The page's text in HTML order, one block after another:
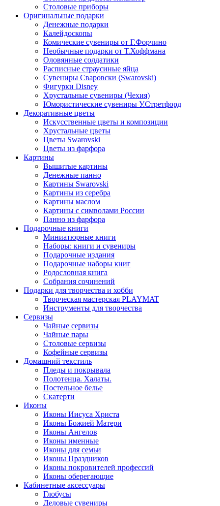
Столовые приборы
Оригинальные подарки
Денежные подарки
Калейдоскопы
Комические сувениры от Г.Форчино
Необычные подарки от Т.Хоффмана
Оловянные солдатики
Расписные страусиные яйца
Сувениры Сваровски (Swarovski)
Фигурки Disney
Хрустальные сувениры (Чехия)
Юмористические сувениры У.Стретфорд
Декоративные цветы
Искусственные цветы и композиции
Хрустальные цветы
Цветы Swarovski
Цветы из фарфора
Картины
Вышитые картины
Денежные панно
Картины Swarovski
Картины из серебра
Картины маслом
Картины с символами России
Панно из фарфора
Подарочные книги
Миниатюрные книги
Наборы: книги и сувениры
Подарочные издания
Подарочные наборы книг
Родословная книга
Собрания сочинений
Подарки для творчества и хобби
Творческая мастерская PLAYMAT
Инструменты для творчества
Cервизы
Чайные сервизы
Чайные пары
Столовые сервизы
Кофейные сервизы
Домашний текстиль
Пледы и покрывала
Полотенца. Халаты.
Постельное белье
Скатерти
Иконы
Иконы Иисуса Христа
Иконы Божией Матери
Иконы Ангелов
Иконы именные
Иконы для семьи
Иконы Праздников
Иконы покровителей профессий
Иконы оберегающие
Кабинетные аксессуары
Глобусы
Деловые сувениры